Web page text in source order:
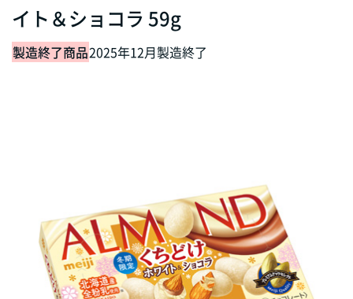
イト＆ショコラ 59g
製造終了商品2025年12月製造終了